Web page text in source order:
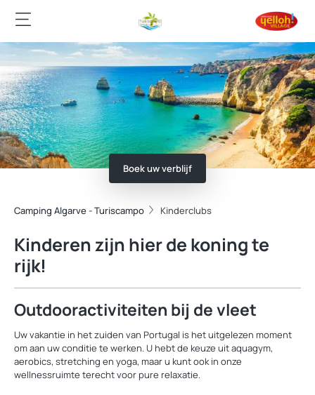
Boek uw verblijf
Camping Algarve - Turiscampo Kinderclubs
Kinderen zijn hier de koning te
rijk!
Outdooractiviteiten bij de vleet
Uw vakantie in het zuiden van Portugal is het uitgelezen moment
om aan uw conditie te werken. U hebt de keuze uit aquagym,
aerobics, stretching en yoga, maar u kunt ook in onze
wellnessruimte terecht voor pure relaxatie.